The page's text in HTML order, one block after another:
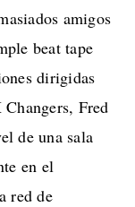
amigos
beat tape
dirigidas
Fred
de una sala
en el
red de